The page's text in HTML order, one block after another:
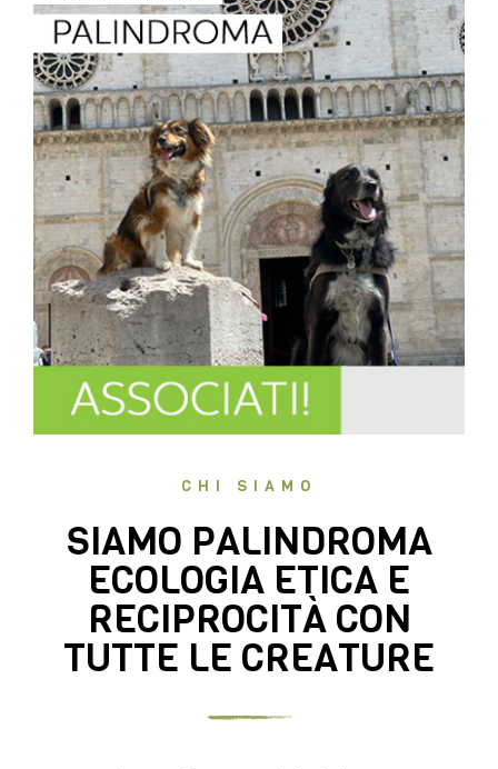
CHI SIAMO
SIAMO PALINDROMA
ECOLOGIA ETICA E
RECIPROCITÀ CON
TUTTE LE CREATURE